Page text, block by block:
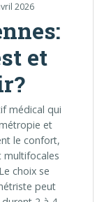
2026
et
médical qui
et
le confort,
multifocales
choix se
peut